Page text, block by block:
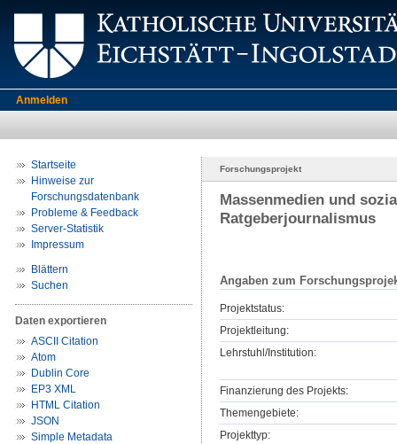
Anmelden
Startseite
Hinweise zur
Forschungsdatenbank
Probleme & Feedback
Server-Statistik
Impressum
Blättern
Suchen
Daten exportieren
ASCII Citation
Atom
Dublin Core
EP3 XML
HTML Citation
JSON
Simple Metadata
Forschungsprojekt
Massenmedien und
Ratgeberjournalismus
Angaben zum
Projektstatus:
Projektleitung:
Lehrstuhl/Institution:
Finanzierung des Projekts:
Themengebiete:
Projekttyp: